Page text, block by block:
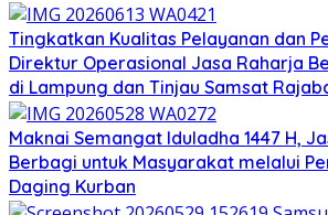
Tingkatkan Kualitas Pelayanan dan
Direktur Operasional Jasa Raharja
di Lampung dan Tinjau Samsat
Maknai Semangat Iduladha 1447 H,
Berbagi untuk Masyarakat melalui
Daging Kurban